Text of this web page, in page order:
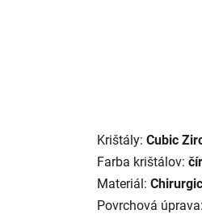
Krištály: Cubic
Farba krištálov:
Materiál:
Povrchová úprava: